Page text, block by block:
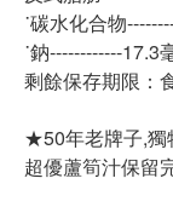
˙碳水化合物
˙鈉------------17.3
剩餘保存期限：
★50年老牌子,獨
超優蘆筍汁保留